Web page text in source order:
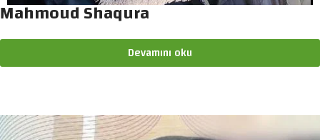
Mahmoud Shaqura
Devamını oku